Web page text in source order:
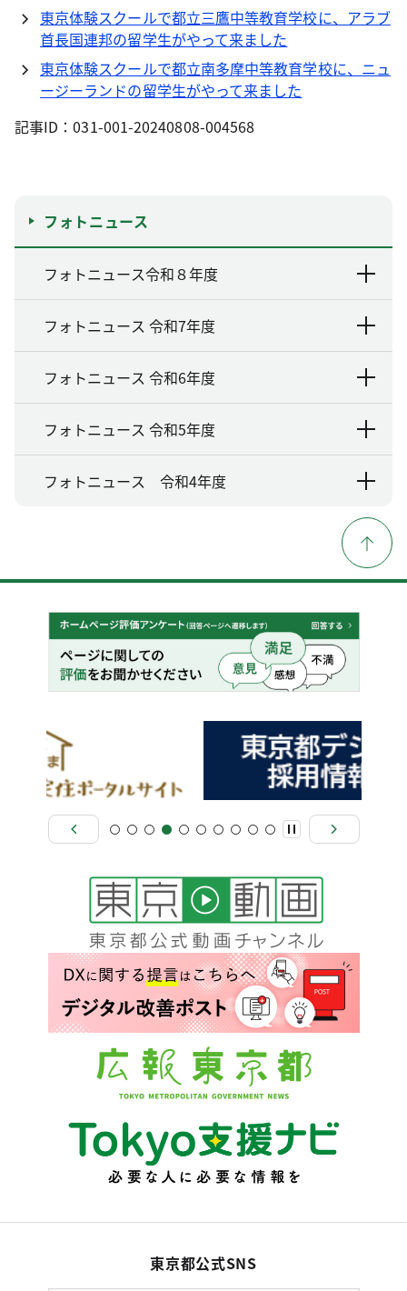
東京体験スクールで都立三鷹中等教育学校に、アラブ
首長国連邦の留学生がやって来ました
東京体験スクールで都立南多摩中等教育学校に、ニュ
ージーランドの留学生がやって来ました
記事ID：031-001-20240808-004568
フォトニュース
フォトニュース令和８年度
フォトニュース 令和7年度
フォトニュース 令和6年度
フォトニュース 令和5年度
フォトニュース 令和4年度
東京都公式SNS